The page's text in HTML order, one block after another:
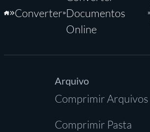
Início
Converter Documentos
Online
Arquivo
Comprimir Arquivos
Comprimir Pasta